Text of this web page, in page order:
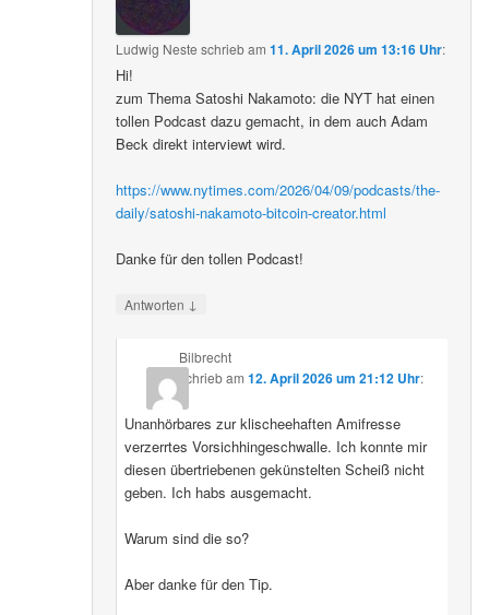
Ludwig Neste schriebam11. April 2026 um 13:16 Uhr:
Hi!
zum Thema Satoshi Nakamoto: die NYT hat einen
tollen Podcast dazu gemacht, in dem auch Adam
Beck direkt interviewt wird.
https://www.nytimes.com/2026/04/09/podcasts/the-
daily/satoshi-nakamoto-bitcoin-creator.html
Danke für den tollen Podcast!
Antworten ↓
Bilbrecht
schriebam 12. April 2026 um 21:12 Uhr:
Unanhörbares zur klischeehaften Amifresse
verzerrtes Vorsichhingeschwalle. Ich konnte mir
diesen übertriebenen gekünstelten Scheiß nicht
geben. Ich habs ausgemacht.
Warum sind die so?
Aber danke für den Tip.